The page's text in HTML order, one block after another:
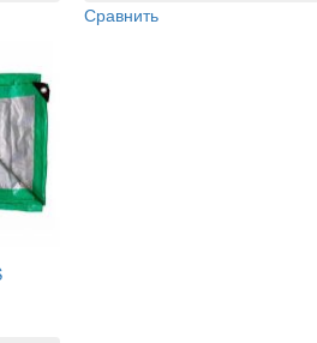
Сравнить